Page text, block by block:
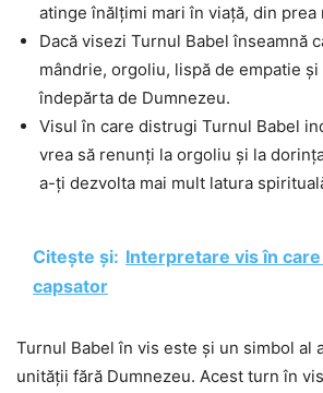
atinge înălțimi mari în viață, din prea
Dacă visezi Turnul Babel înseamnă
mândrie, orgoliu, lispă de empatie și
îndepărta de Dumnezeu.
Visul în care distrugi Turnul Babel
vrea să renunți la orgoliu și la
a-ți dezvolta mai mult latura
Citește și: Interpretare vis în
capsator
Turnul Babel în vis este și un simbol al
unității fără Dumnezeu. Acest turn în